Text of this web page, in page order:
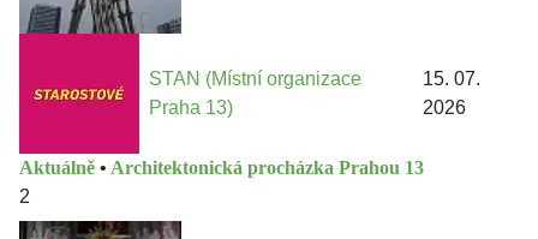
STAN (Místní organizace
Praha 13)
15. 07.
2026
Aktuálně • Architektonická procházka Prahou 13
2